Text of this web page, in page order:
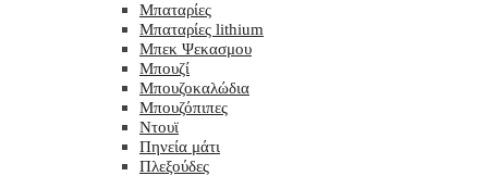
Μπαταρίες
Μπαταρίες lithium
Μπεκ Ψεκασμου
Μπουζί
Μπουζοκαλώδια
Μπουζόπιπες
Ντουϊ
Πηνεία μάτι
Πλεξούδες